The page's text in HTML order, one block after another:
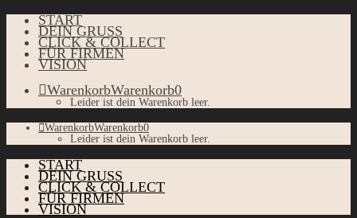
START
DEIN GRUSS
CLICK & COLLECT
FÜR FIRMEN
VISION
WarenkorbWarenkorb0
Leider ist dein Warenkorb leer.
WarenkorbWarenkorb0
Leider ist dein Warenkorb leer.
START
DEIN GRUSS
CLICK & COLLECT
FÜR FIRMEN
VISION